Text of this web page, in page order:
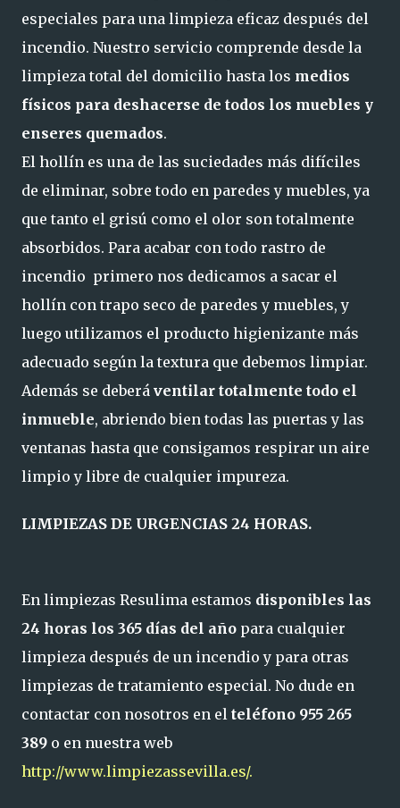
especiales para una limpieza eficaz después del
incendio. Nuestro servicio comprende desde la
limpieza total del domicilio hasta los medios
físicos para deshacerse de todos los muebles y
enseres quemados.
El hollín es una de las suciedades más difíciles
de eliminar, sobre todo en paredes y muebles, ya
que tanto el grisú como el olor son totalmente
absorbidos. Para acabar con todo rastro de
incendio primero nos dedicamos a sacar el
hollín con trapo seco de paredes y muebles, y
luego utilizamos el producto higienizante más
adecuado según la textura que debemos limpiar.
Además se deberá ventilar totalmente todo el
inmueble, abriendo bien todas las puertas y las
ventanas hasta que consigamos respirar un aire
limpio y libre de cualquier impureza.
LIMPIEZAS DE URGENCIAS 24 HORAS.
En limpiezas Resulima estamos disponibles las
24 horas los 365 días del año para cualquier
limpieza después de un incendio y para otras
limpiezas de tratamiento especial. No dude en
contactar con nosotros en el teléfono 955 265
389 o en nuestra web
http://www.limpiezassevilla.es/.